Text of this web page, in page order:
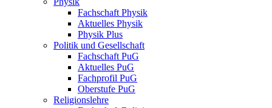
Fachschaft Physik
Aktuelles Physik
Physik Plus
Politik und Gesellschaft
Fachschaft PuG
Aktuelles PuG
Fachprofil PuG
Oberstufe PuG
Religionslehre